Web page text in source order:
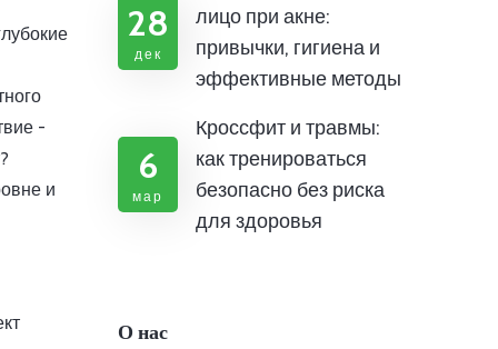
-
и
28
дек
лицо при акне:
привычки, гигиена и
эффективные методы
6
мар
Кроссфит и травмы:
как тренироваться
безопасно без риска
для здоровья
О нас